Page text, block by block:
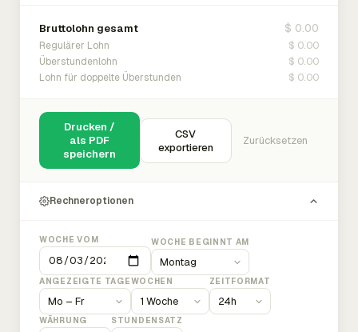
Bruttolohn gesamt $ 0.00
Regulärer Lohn $ 0.00
Überstundenlohn $ 0.00
Lohn für doppelte Überstunden $ 0.00
Drucken /
als PDF
speichern
CSV
exportieren
Zurücksetzen
Rechneroptionen
WOCHE VOM WOCHE BEGINNT AM
ANGEZEIGTE TAGEWOCHEN ZEITFORMAT
WÄHRUNG STUNDENSATZ